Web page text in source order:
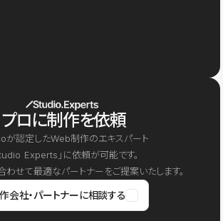
プロに制作を依頼
が認定したWeb制作のエキスパート
Experts」に依頼が可能です。
せて最適なパートナーをご提案いたします。
会社・パートナーに相談する